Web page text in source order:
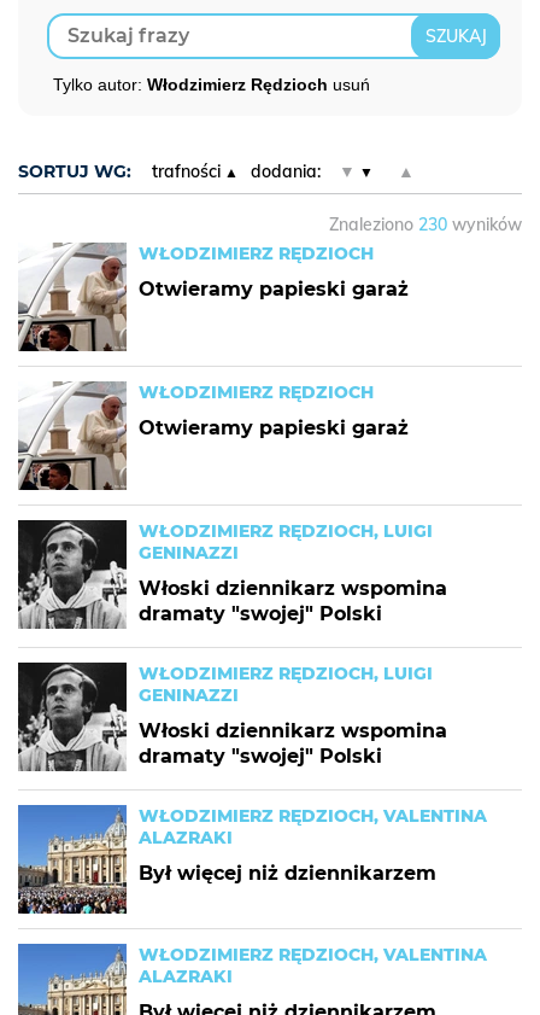
Tylko autor: Włodzimierz Rędzioch usuń
SORTUJ WG: trafności dodania: ▼ ▲
Znaleziono 230 wyników
WŁODZIMIERZ RĘDZIOCH
Otwieramy papieski garaż
WŁODZIMIERZ RĘDZIOCH
Otwieramy papieski garaż
WŁODZIMIERZ RĘDZIOCH, LUIGI
GENINAZZI
Włoski dziennikarz wspomina
dramaty "swojej" Polski
WŁODZIMIERZ RĘDZIOCH, LUIGI
GENINAZZI
Włoski dziennikarz wspomina
dramaty "swojej" Polski
WŁODZIMIERZ RĘDZIOCH, VALENTINA
ALAZRAKI
Był więcej niż dziennikarzem
WŁODZIMIERZ RĘDZIOCH, VALENTINA
ALAZRAKI